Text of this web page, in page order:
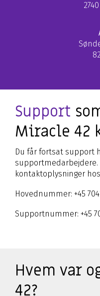
Support
Miracle 42
Du får fortsat support
supportmedarbejdere.
kontaktoplysninger
Hovednummer: +45
Supportnummer: +45
Hvem var
42?